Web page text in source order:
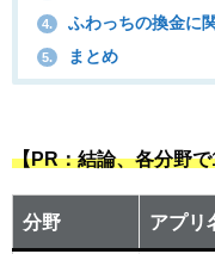
4. ふわっちの換金に
5. まとめ
【PR：結論、各分野
分野 アプリ